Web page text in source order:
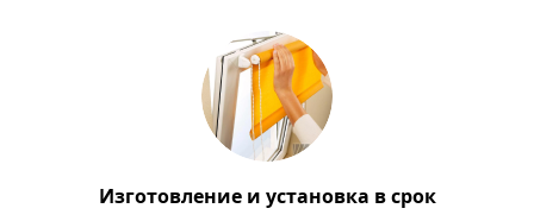
Изготовление и установка в срок